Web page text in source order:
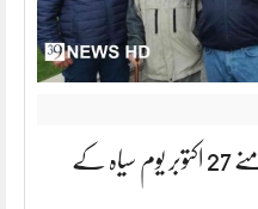
بھارتی سفارت خانہ ویانا کے سامنے 27 اکتوبر یوم سیاہ کے